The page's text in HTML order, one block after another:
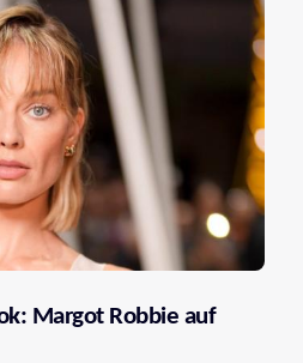
Margot Robbie auf